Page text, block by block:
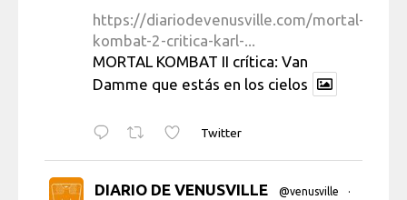
https://diariodevenusville.com/mortal-
kombat-2-critica-karl-...
MORTAL KOMBAT II crítica: Van
Damme que estás en los cielos
Twitter
DIARIO DE VENUSVILLE @venusville
·